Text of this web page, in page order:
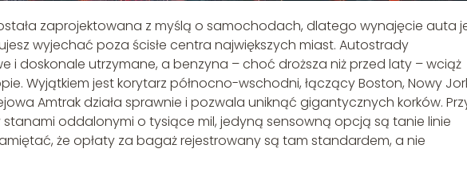
zaprojektowana z myślą o samochodach, dlatego wynajęcie auta
wyjechać poza ścisłe centra największych miast. Autostrady
i doskonale utrzymane, a benzyna – choć droższa niż przed laty – wciąż
Wyjątkiem jest korytarz północno-wschodni, łączący Boston, Nowy
Amtrak działa sprawnie i pozwala uniknąć gigantycznych korków.
stanami oddalonymi o tysiące mil, jedyną sensowną opcją są tanie linie
że opłaty za bagaż rejestrowany są tam standardem, a nie